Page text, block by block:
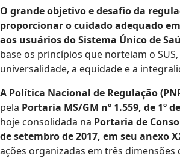
O grande objetivo e desafio da
proporcionar o cuidado adequado
aos usuários do Sistema Único de
base os princípios que norteiam o
universalidade, a equidade e a
A Política Nacional de Regulação
pela Portaria MS/GM nº 1.559, de 1º
hoje consolidada na Portaria de
de setembro de 2017, em seu anexo
ações organizadas em três dimensões